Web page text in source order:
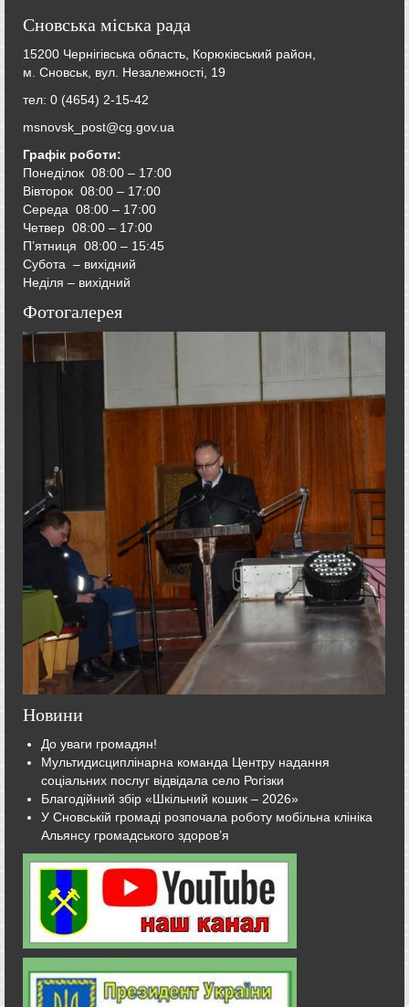
Сновська міська рада
15200 Чернігівська область, Корюківський район,
м. Сновськ, вул. Незалежності, 19
тел: 0 (4654) 2-15-42
msnovsk_post@cg.gov.ua
Графік роботи:
Понеділок 08:00 – 17:00
Вівторок 08:00 – 17:00
Середа 08:00 – 17:00
Четвер 08:00 – 17:00
П’ятниця 08:00 – 15:45
Субота – вихідний
Неділя – вихідний
Фотогалерея
Новини
До уваги громадян!
Мультидисциплінарна команда Центру надання
соціальних послуг відвідала село Рогізки
Благодійний збір «Шкільний кошик – 2026»
У Сновській громаді розпочала роботу мобільна клініка
Альянсу громадського здоров’я